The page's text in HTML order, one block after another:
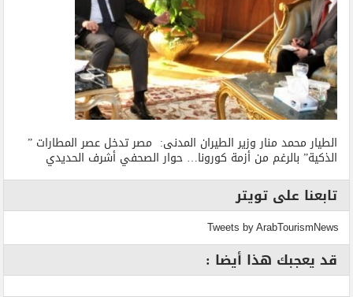
الطيار محمد منار وزير الطيران المدنى: مصر تدخل عصر المطارات ”
الذكية” بالرغم من أزمة كورونا… حوار الصحفي أشرف الحديدي
تابعنا على تويتر
Tweets by ArabTourismNews
قد يعجبك هذا أيضا :